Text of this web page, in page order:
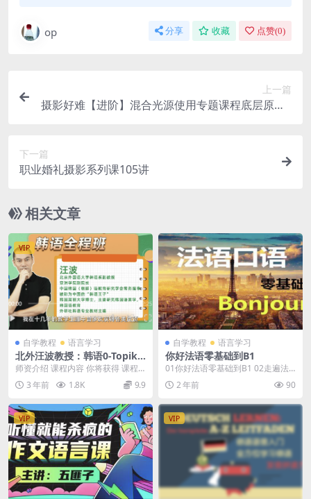
op 分享 收藏 点赞(0)
上一篇
摄影好难【进阶】混合光源使用专题课程底层原理+
下一篇
​职业婚礼摄影系列课105讲
相关文章
VIP
自学教程 语言学习
北外汪波教授：韩语0-Topik6
全程班
师资介绍 课程内容 你将获得 课程
亮点 课程抢先看 01 名师授课，专
业深厚 中...
3 年前 1.8K 9.9
自学教程 语言学习
你好法语零基础到B1
01你好法语零基础到B1 02走遍法
国0~B2（HJ主推课程） 03简明法
语上下...
2 年前 90
VIP VIP